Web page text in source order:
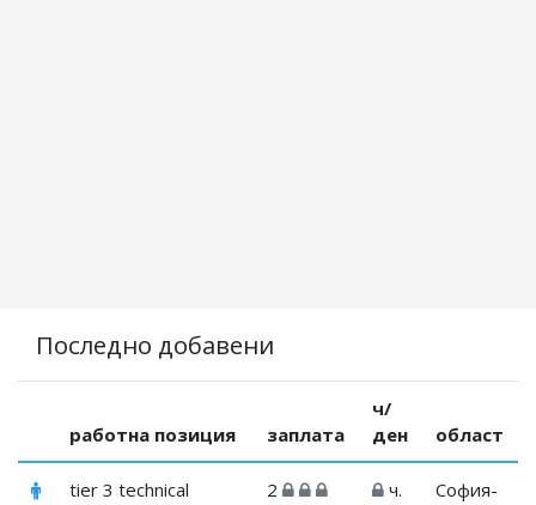
Последно добавени
работна позиция заплата
ч/
ден
област
tier 3 technical
2
ч.
София-